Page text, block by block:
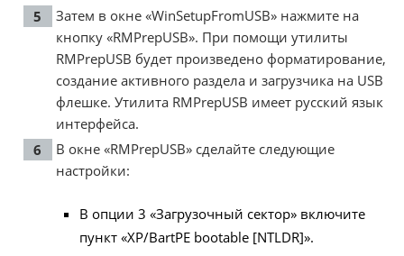
Затем в окне «WinSetupFromUSB» нажмите на
кнопку «RMPrepUSB». При помощи утилиты
RMPrepUSB будет произведено форматирование,
создание активного раздела и загрузчика на USB
флешке. Утилита RMPrepUSB имеет русский язык
интерфейса.
В окне «RMPrepUSB» сделайте следующие
настройки:
В опции 3 «Загрузочный сектор» включите
пункт «XP/BartPE bootable [NTLDR]».